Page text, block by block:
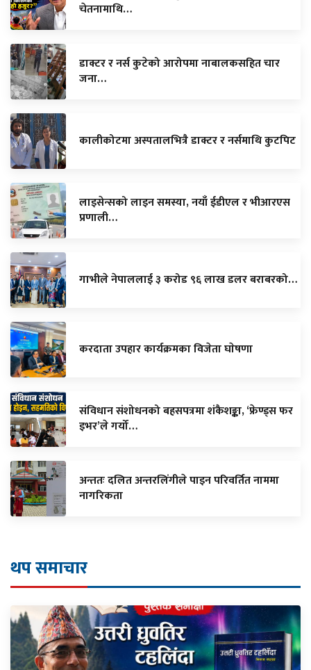
चेतनामाथि…
डाक्टर र नर्स कुटेको आरोपमा नाबालकसहित चार
जना…
कालीकोटमा अस्पतालभित्रै डाक्टर र नर्समाथि कुटपिट
लाइसेन्सको लाइन समस्या, नयाँ ईडीएल र भीआरएस
प्रणाली…
गाभीले नेपाललाई ३ करोड ९६ लाख डलर बराबरको…
करदाता उपहार कार्यक्रमका विजेता घाेषणा
संविधान संशोधनको बहसपत्रमा शंकैशङ्का, ‘फ्रेण्ड्स फर
इभर’ले गर्यो…
अन्ततः दलित अन्तरलिंगीले पाइन परिवर्तित नाममा
नागरिकता
थप समाचार